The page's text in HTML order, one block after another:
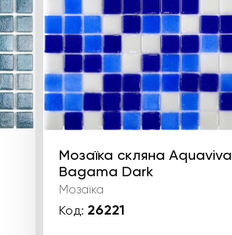
Мозаїка скляна Aquaviva
Bagama Dark
Мозаїка
Код: 26221